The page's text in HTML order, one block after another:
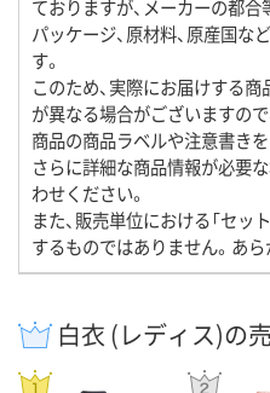
ておりますが、メーカーの都合
パッケージ、原材料、原産国な
す。
このため、実際にお届けする
が異なる場合がございますの
商品の商品ラベルや注意書きを
さらに詳細な商品情報が必要
わせください。
また、販売単位における「セッ
するものではありません。あら
白衣 (レディス)の